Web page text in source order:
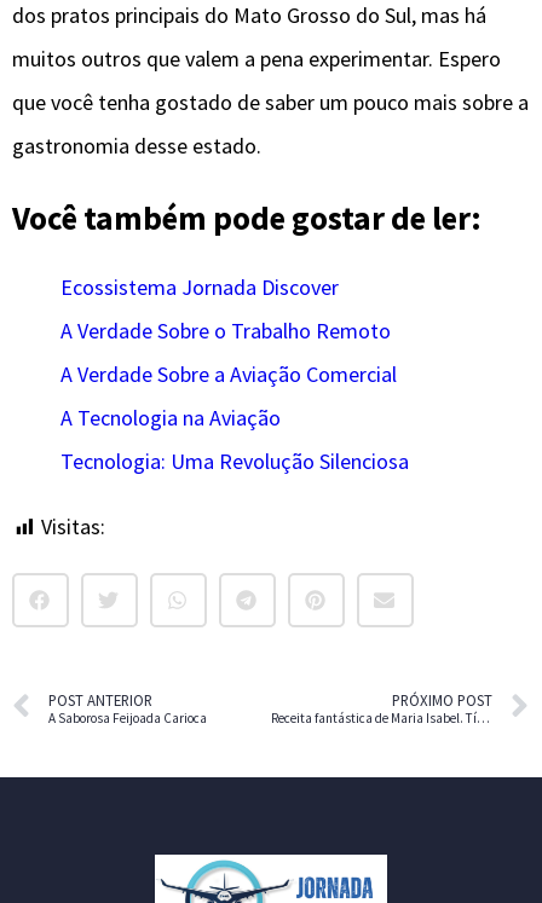
dos pratos principais do Mato Grosso do Sul, mas há
muitos outros que valem a pena experimentar. Espero
que você tenha gostado de saber um pouco mais sobre a
gastronomia desse estado.
Você também pode gostar de ler:
Ecossistema Jornada Discover
A Verdade Sobre o Trabalho Remoto
A Verdade Sobre a Aviação Comercial
A Tecnologia na Aviação
Tecnologia: Uma Revolução Silenciosa
Visitas:
POST ANTERIOR
A Saborosa Feijoada Carioca
PRÓXIMO POST
Receita fantástica de Maria Isabel. Típico prato, Mato Grossense